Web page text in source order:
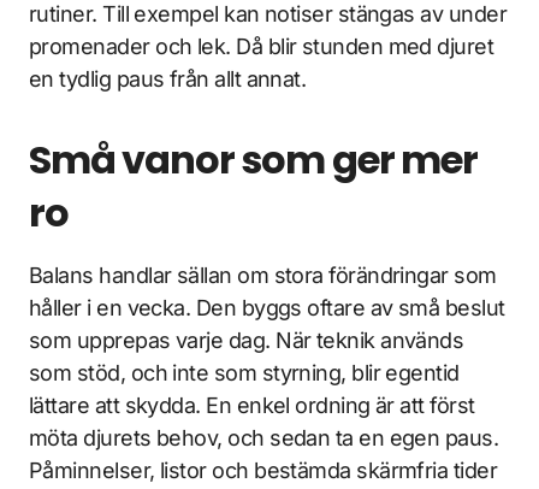
rutiner. Till exempel kan notiser stängas av under
promenader och lek. Då blir stunden med djuret
en tydlig paus från allt annat.
Små vanor som ger mer
ro
Balans handlar sällan om stora förändringar som
håller i en vecka. Den byggs oftare av små beslut
som upprepas varje dag. När teknik används
som stöd, och inte som styrning, blir egentid
lättare att skydda. En enkel ordning är att först
möta djurets behov, och sedan ta en egen paus.
Påminnelser, listor och bestämda skärmfria tider